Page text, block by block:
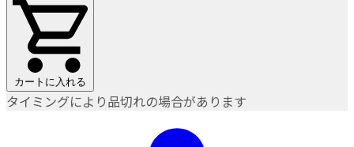
カートに入れる
タイミングにより品切れの場合があります